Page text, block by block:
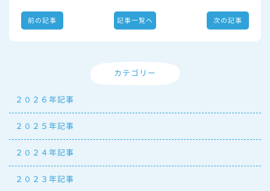
前の記事 次の記事
記事一覧へ
カテゴリー
２０２６年記事
２０２５年記事
２０２４年記事
２０２３年記事